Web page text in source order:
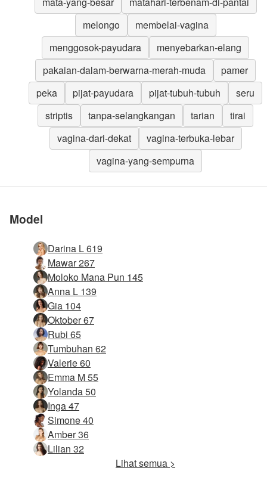
melongo
membelai-vagina
menggosok-payudara
menyebarkan-elang
pakaian-dalam-berwarna-merah-muda
pamer
peka
pijat-payudara pijat-tubuh-tubuh
seru
striptis
tanpa-selangkangan tarian
tirai
vagina-dari-dekat
vagina-terbuka-lebar
vagina-yang-sempurna
Model
Darina L 619
Mawar 267
Moloko Mana Pun 145
Anna L 139
Gia 104
Oktober 67
Rubi 65
Tumbuhan 62
Valerie 60
Emma M 55
Yolanda 50
Inga 47
Simone 40
Amber 36
Lilian 32
Lihat semua >